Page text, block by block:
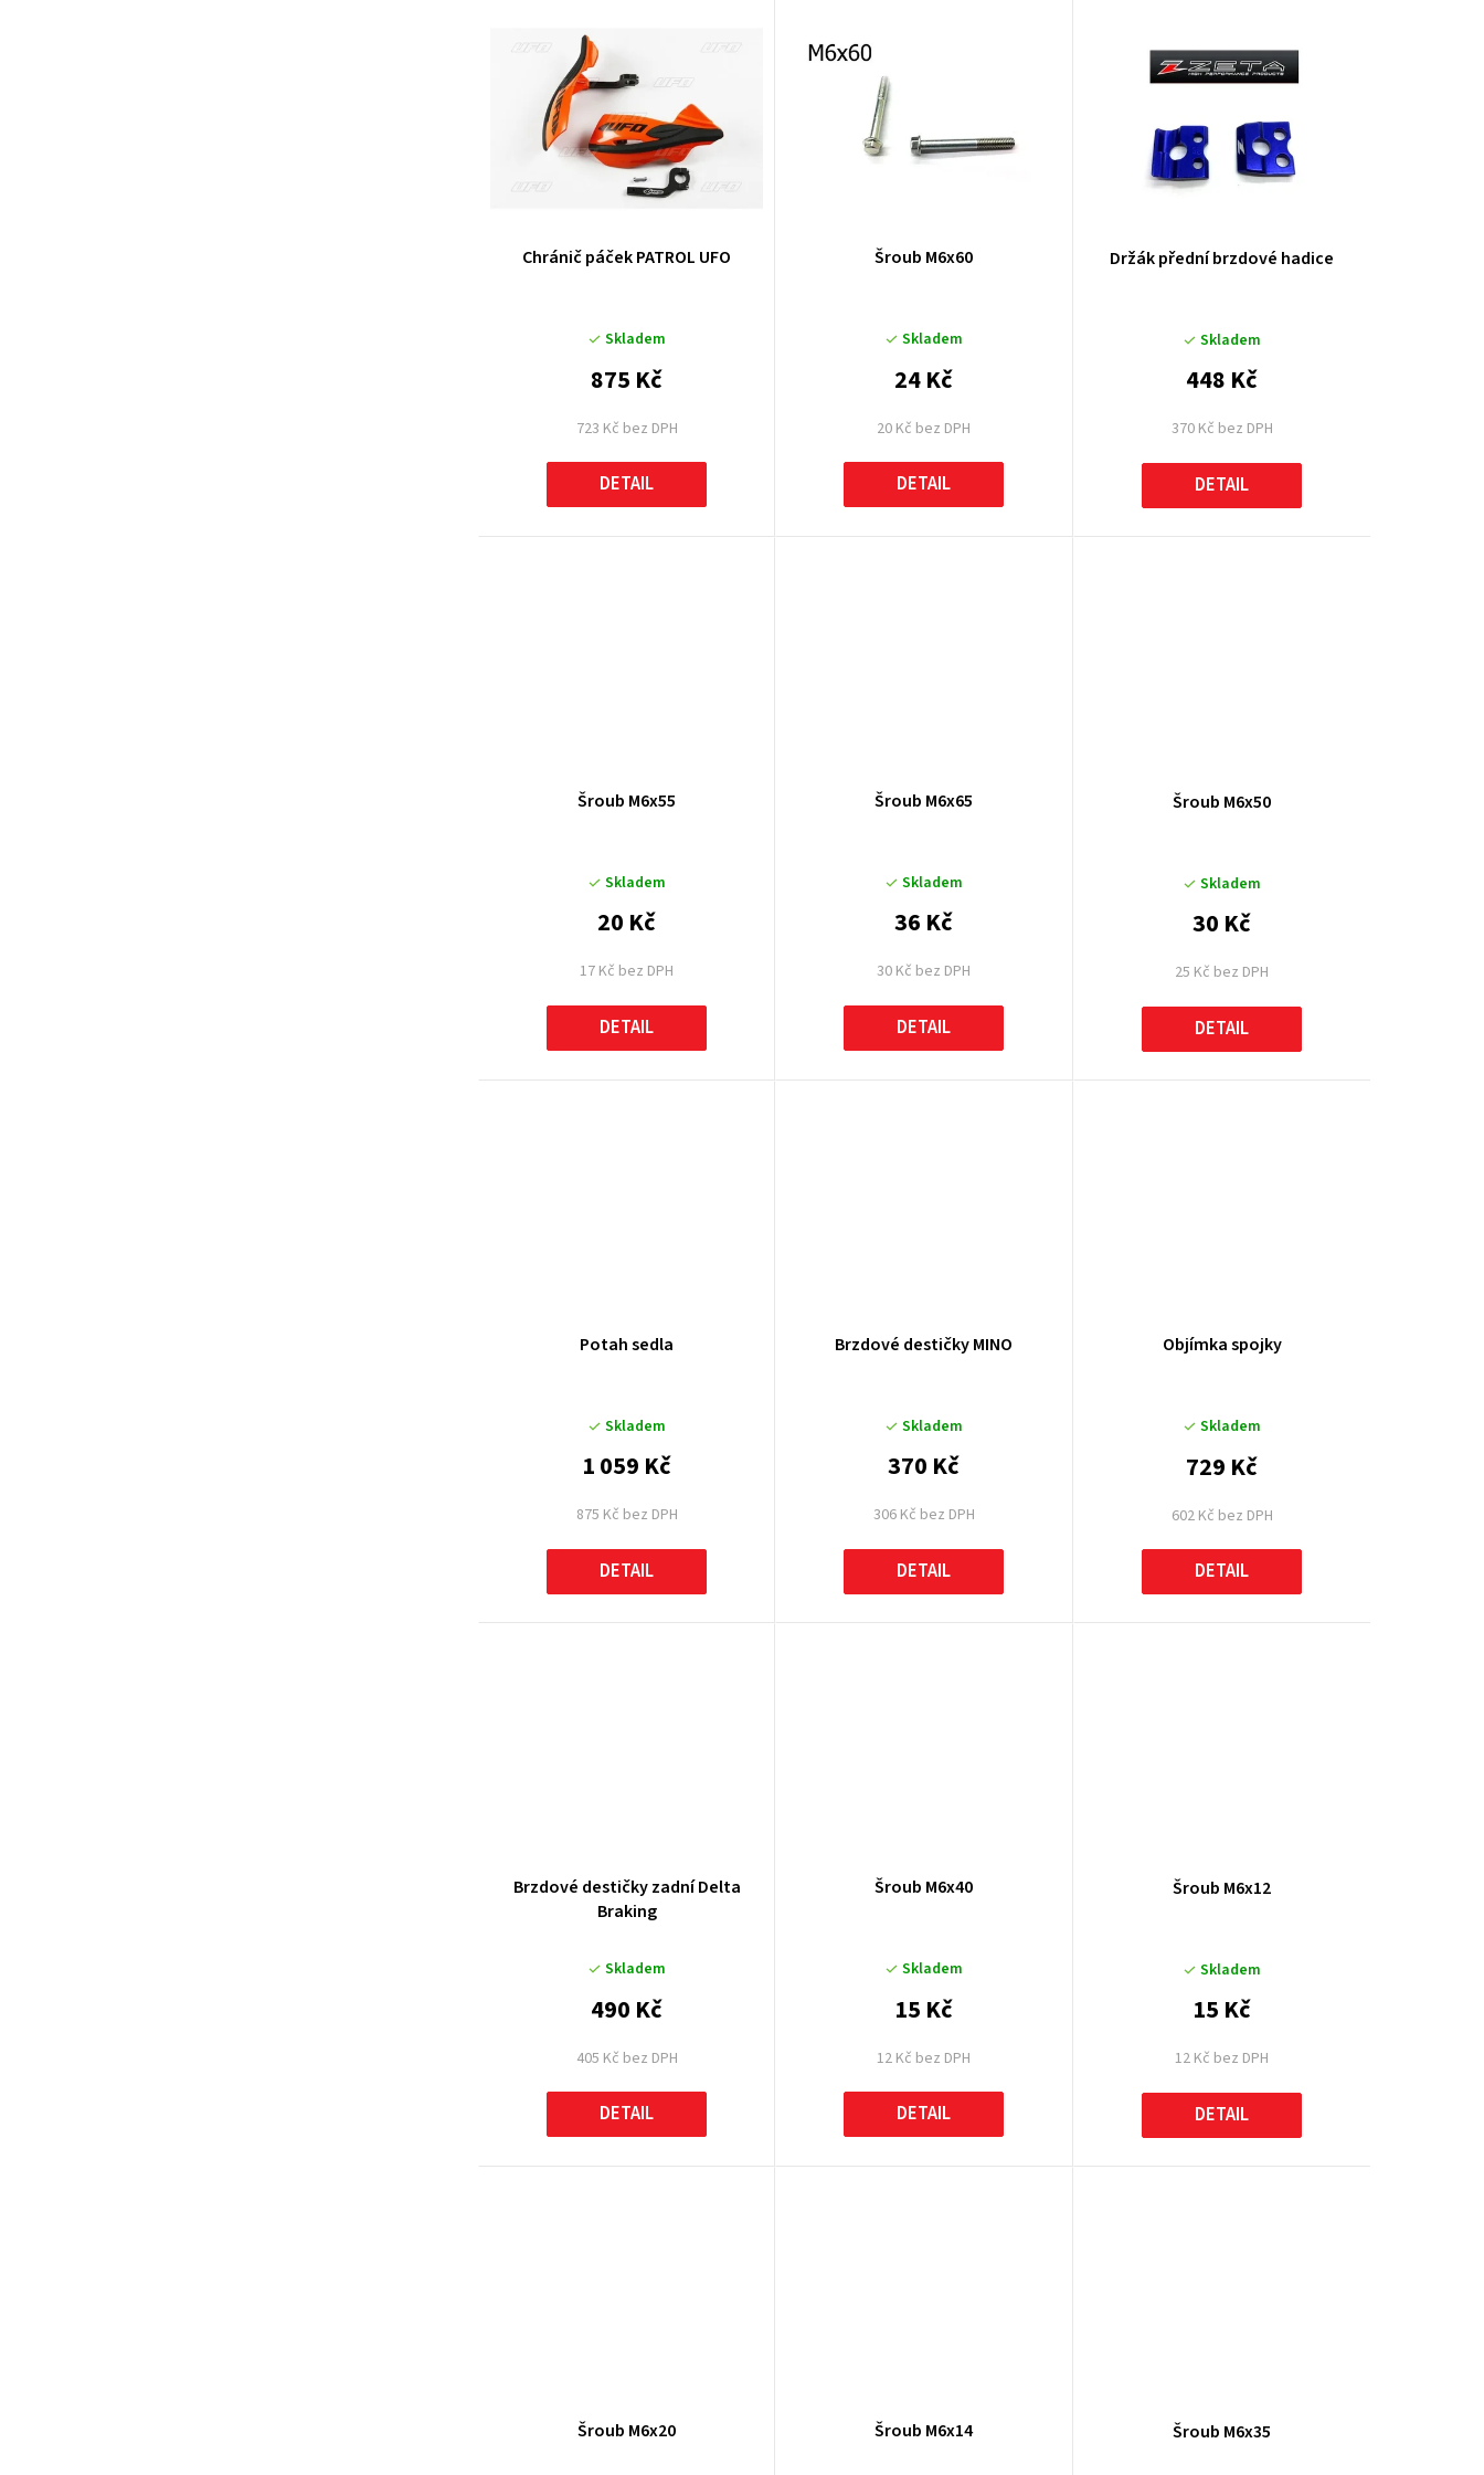
ů
Chránič páček PATROL UFO
Skladem
723 Kč bez DPH
875 Kč
DETAIL
Šroub M6x60
Skladem
20 Kč bez DPH
24 Kč
DETAIL
Držák přední brzdové hadice
Skladem
370 Kč bez DPH
448 Kč
DETAIL
Šroub M6x55
Skladem
17 Kč bez DPH
20 Kč
DETAIL
Šroub M6x65
Skladem
30 Kč bez DPH
36 Kč
DETAIL
Šroub M6x50
Skladem
25 Kč bez DPH
30 Kč
DETAIL
Potah sedla
Skladem
875 Kč bez DPH
1 059 Kč
DETAIL
Brzdové destičky MINO
Skladem
306 Kč bez DPH
370 Kč
DETAIL
Objímka spojky
Skladem
602 Kč bez DPH
729 Kč
DETAIL
Brzdové destičky zadní Delta
Braking
Skladem
405 Kč bez DPH
490 Kč
DETAIL
Šroub M6x40
Skladem
12 Kč bez DPH
15 Kč
DETAIL
Šroub M6x12
Skladem
12 Kč bez DPH
15 Kč
DETAIL
Šroub M6x20 Šroub M6x14 Šroub M6x35